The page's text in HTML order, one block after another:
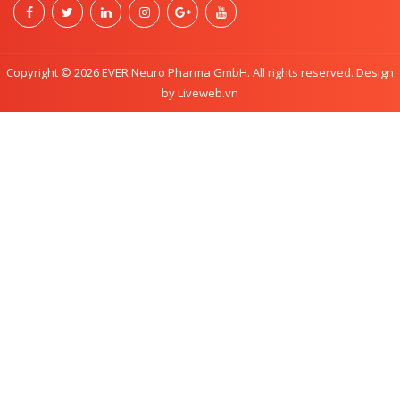
Copyright © 2026 EVER Neuro Pharma GmbH. All rights reserved. Design
by Liveweb.vn